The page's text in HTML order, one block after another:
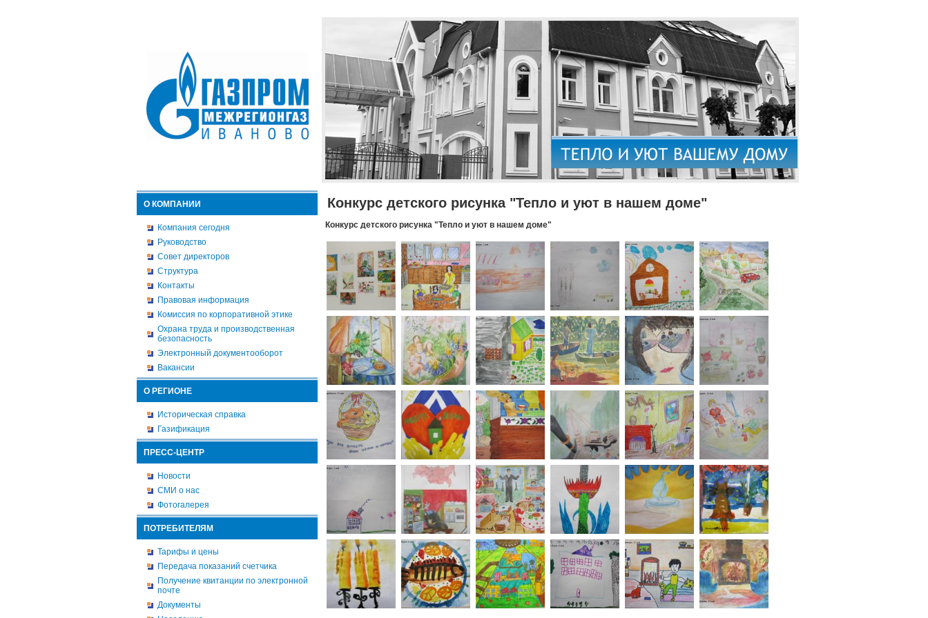
О КОМПАНИИ
Компания сегодня
Руководство
Совет директоров
Структура
Контакты
Правовая информация
Комиссия по корпоративной этике
Охрана труда и производственная
безопасность
Электронный документооборот
Вакансии
О РЕГИОНЕ
Историческая справка
Газификация
ПРЕСС-ЦЕНТР
Новости
СМИ о нас
Фотогалерея
ПОТРЕБИТЕЛЯМ
Тарифы и цены
Передача показаний счетчика
Получение квитанции по электронной
почте
Документы
Конкурс детского рисунка "Тепло и уют в нашем доме"
Конкурс детского рисунка "Тепло и уют в нашем доме"